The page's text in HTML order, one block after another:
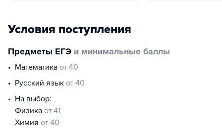
Условия поступления
Предметы ЕГЭ и минимальные баллы
математика от 40
русский язык от 40
На выбор:
физика от 41
химия от 40